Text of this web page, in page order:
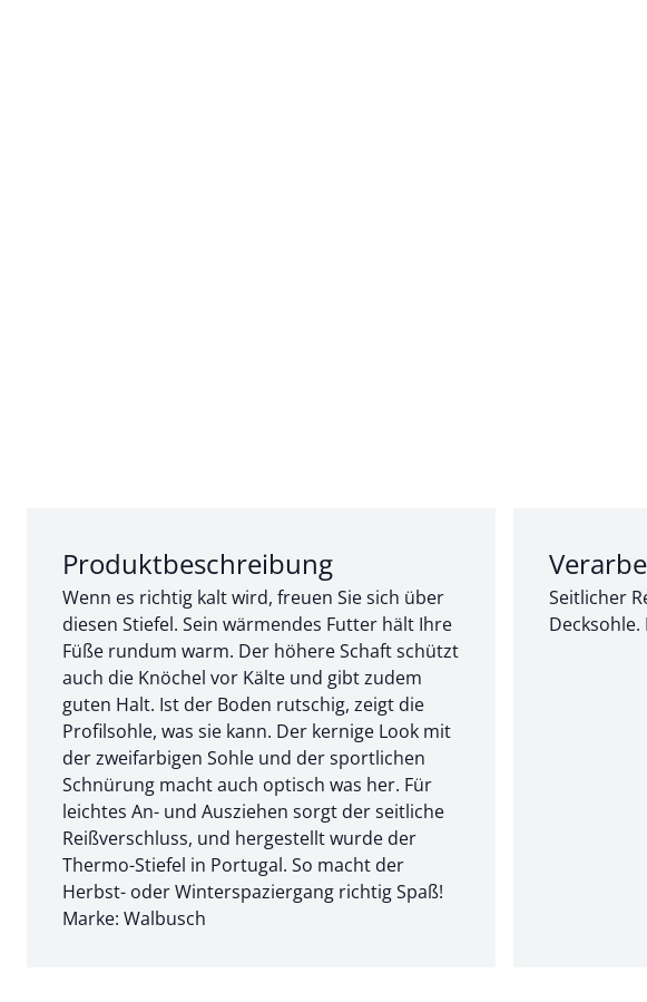
Abschnitt 1 von 3:
Produktbeschreibung
Wenn es richtig kalt wird, freuen Sie sich über
diesen Stiefel. Sein wärmendes Futter hält Ihre
Füße rundum warm. Der höhere Schaft schützt
auch die Knöchel vor Kälte und gibt zudem
guten Halt. Ist der Boden rutschig, zeigt die
Profilsohle, was sie kann. Der kernige Look mit
der zweifarbigen Sohle und der sportlichen
Schnürung macht auch optisch was her. Für
leichtes An- und Ausziehen sorgt der seitliche
Reißverschluss, und hergestellt wurde der
Thermo-Stiefel in Portugal. So macht der
Herbst- oder Winterspaziergang richtig Spaß!
Marke: Walbusch
Abschnitt 2
Seitlicher